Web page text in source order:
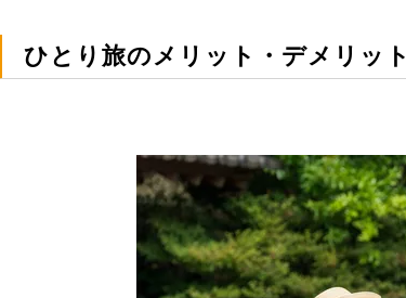
ひとり旅のメリット・デメリット